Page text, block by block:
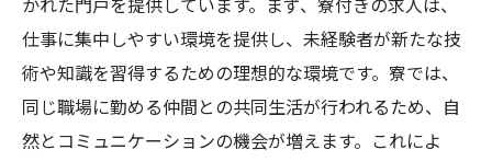
かれた門戸を提供しています。まず、寮付きの求人は、
仕事に集中しやすい環境を提供し、未経験者が新たな技
術や知識を習得するための理想的な環境です。寮では、
同じ職場に勤める仲間との共同生活が行われるため、自
然とコミュニケーションの機会が増えます。これによ